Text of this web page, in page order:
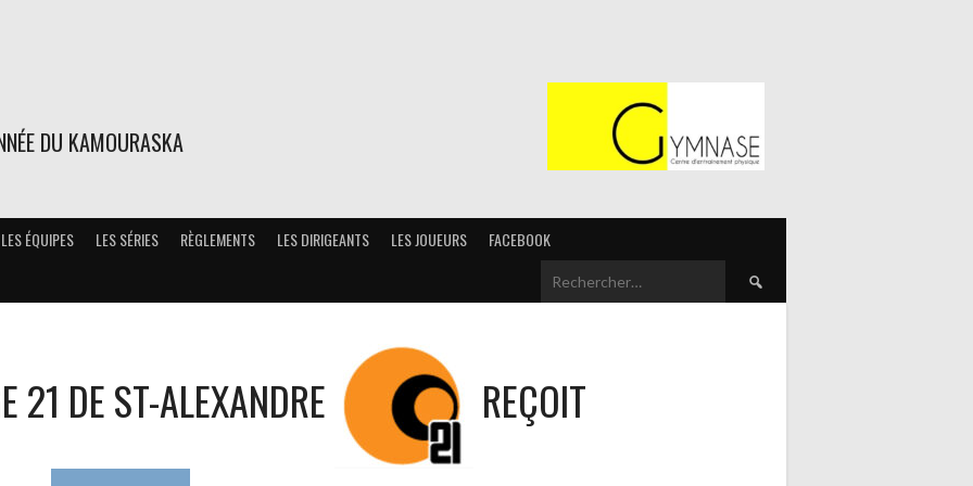
DU KAMOURASKA
LES ÉQUIPES LES SÉRIES RÈGLEMENTS LES DIRIGEANTS LES JOUEURS FACEBOOK
Rechercher :
21 DE ST-ALEXANDRE REÇOIT